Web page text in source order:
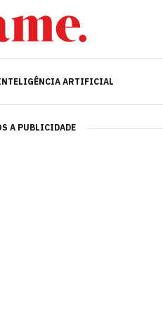
ARTIFICIAL
INTELIGÊNCIA ARTIFICIAL
A PUBLICIDADE